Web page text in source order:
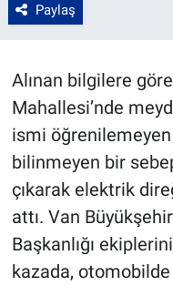
Paylaş
Alınan bilgilere
Mahallesi’nde
ismi
bilinmeyen bir
çıkarak elektrik
attı. Van
Başkanlığı
kazada, otomobilde